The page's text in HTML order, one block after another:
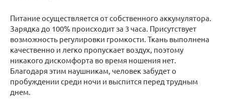
Питание осуществляется от собственного аккумулятора.
Зарядка до 100% происходит за 3 часа. Присутствует
возможность регулировки громкости. Ткань выполнена
качественно и легко пропускает воздух, поэтому
никакого дискомфорта во время ношения нет.
Благодаря этим наушникам, человек забудет о
пробуждении среди ночи и выспится перед трудным
днем.